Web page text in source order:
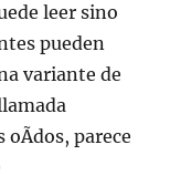
leer sino
pueden
variante de
parece